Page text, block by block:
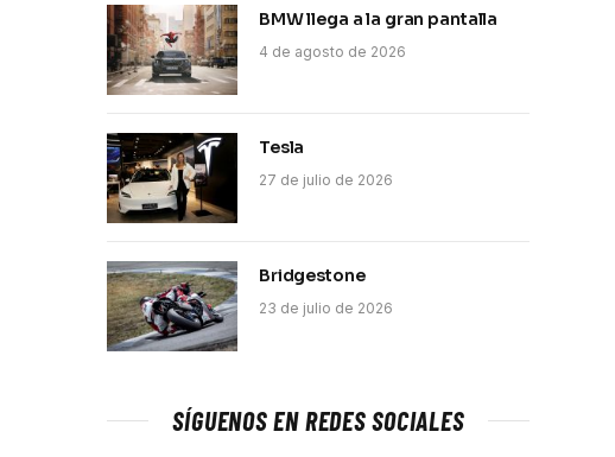
BMW llega a la gran pantalla
4 de agosto de 2026
Tesla
27 de julio de 2026
Bridgestone
23 de julio de 2026
SÍGUENOS EN REDES SOCIALES